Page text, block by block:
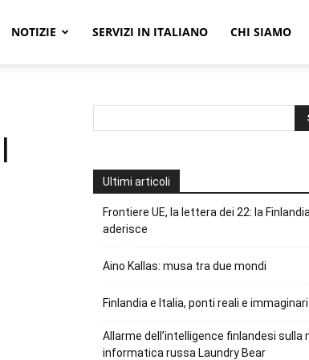
NOTIZIE SERVIZI IN ITALIANO CHI SIAMO
Ultimi articoli
Frontiere UE, la lettera dei 22: la Finlandia
aderisce
Aino Kallas: musa tra due mondi
Finlandia e Italia, ponti reali e immaginari
Allarme dell’intelligence finlandesi sulla
informatica russa Laundry Bear